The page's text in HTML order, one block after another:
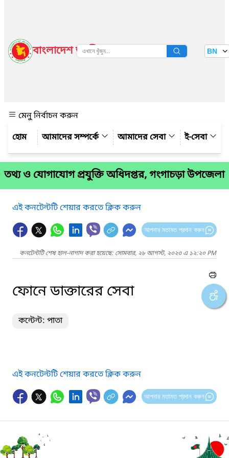
বাংলাদেশ জাতীয় তথ্য বাতায়ন BN
মেনু নির্বাচন করুন
আমাদের সম্পর্কে
আমাদের সেবা ই-সেবা
তথ্য ও যোগাযোগ প্রযুক্তি অধিদপ্তর, গংগাচড়া উপজেলা
এই কনটেন্টটি শেয়ার করতে ক্লিক করুন
আপনার মতামত প্রদান করুন
কনটেন্টটি শেষ হাল-নাগাদ করা হয়েছে: সোমবার, ২৮ আগস্ট, ২০২৩ এ ১২:২০ PM
ফোনে ডাক্তারের সেবা
কন্টেন্ট: পাতা
এই কনটেন্টটি শেয়ার করতে ক্লিক করুন
আপনার মতামত প্রদান করুন